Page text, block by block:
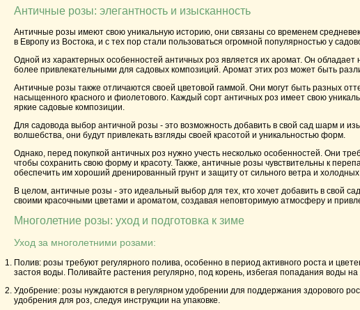
Античные розы: элегантность и изысканность
Античные розы имеют свою уникальную историю, они связаны со временем
в Европу из Востока, и с тех пор стали пользоваться огромной популярностью у
Одной из характерных особенностей античных роз является их аромат. Он
более привлекательными для садовых композиций. Аромат этих роз может быть
Античные розы также отличаются своей цветовой гаммой. Они могут быть разных
насыщенного красного и фиолетового. Каждый сорт античных роз имеет свою
яркие садовые композиции.
Для садовода выбор античной розы - это возможность добавить в свой сад шарм и
волшебства, они будут привлекать взгляды своей красотой и уникальностью форм.
Однако, перед покупкой античных роз нужно учесть несколько особенностей. Они
чтобы сохранить свою форму и красоту. Также, античные розы чувствительны к
обеспечить им хороший дренированный грунт и защиту от сильного ветра и
В целом, античные розы - это идеальный выбор для тех, кто хочет добавить в свой
своими красочными цветами и ароматом, создавая неповторимую атмосферу и
Многолетние розы: уход и подготовка к зиме
Уход за многолетними розами:
Полив: розы требуют регулярного полива, особенно в период активного роста и
застоя воды. Поливайте растения регулярно, под корень, избегая попадания воды
Удобрение: розы нуждаются в регулярном удобрении для поддержания здорового
удобрения для роз, следуя инструкции на упаковке.